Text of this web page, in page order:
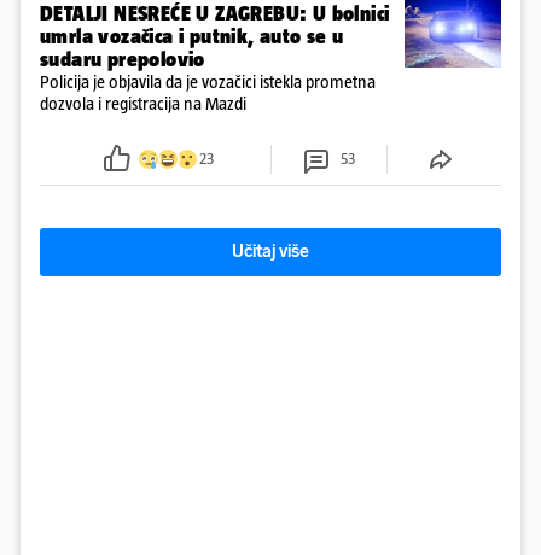
DETALJI NESREĆE U ZAGREBU: U bolnici
umrla vozačica i putnik, auto se u
sudaru prepolovio
Policija je objavila da je vozačici istekla prometna
dozvola i registracija na Mazdi
23 53
Učitaj više